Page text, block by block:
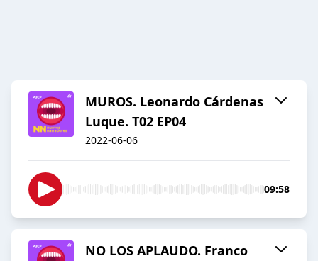
MUROS. Leonardo Cárdenas
Luque. T02 EP04
2022-06-06
09:58
NO LOS APLAUDO. Franco